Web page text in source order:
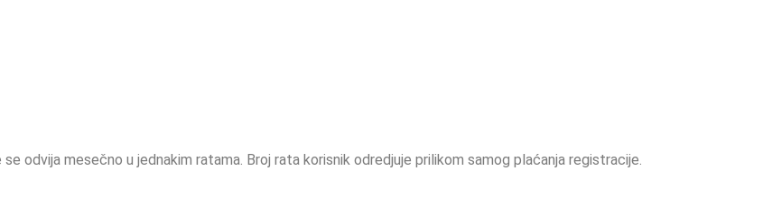
odvija mesečno u jednakim ratama. Broj rata korisnik odredjuje prilikom samog plaćanja registracije.